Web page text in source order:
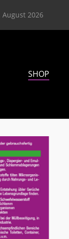
August 2026
SHOP